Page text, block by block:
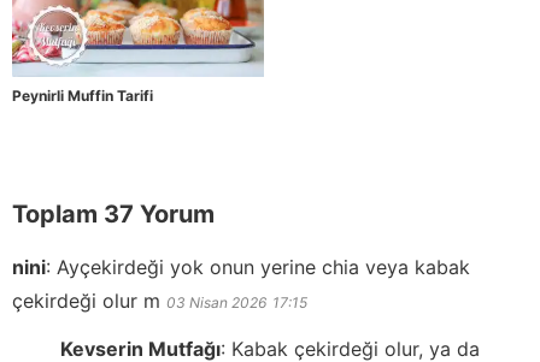
Peynirli Muffin Tarifi
Toplam 37 Yorum
nini: Ayçekirdeği yok onun yerine chia veya kabak
çekirdeği olur m 03 Nisan 2026 17:15
Kevserin Mutfağı: Kabak çekirdeği olur, ya da